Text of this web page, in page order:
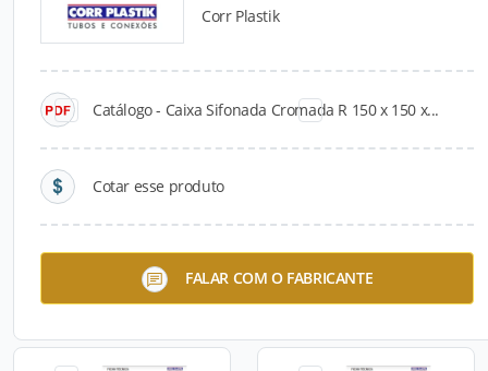
Corr Plastik
Catálogo - Caixa Sifonada Cromada R 150 x 150 x...
Cotar esse produto
FALAR COM O FABRICANTE
Catálogos para Download
Tubo de Esgoto 1MPA
Pressurizado JEI 500mm 6
Metros Corr Plastik
Pressurizado JEI 600mm 6
Metros Corr Plastik